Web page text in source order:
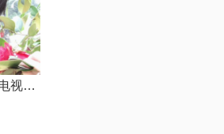
终于等到你【电视剧《咱们结婚吧》主题曲】